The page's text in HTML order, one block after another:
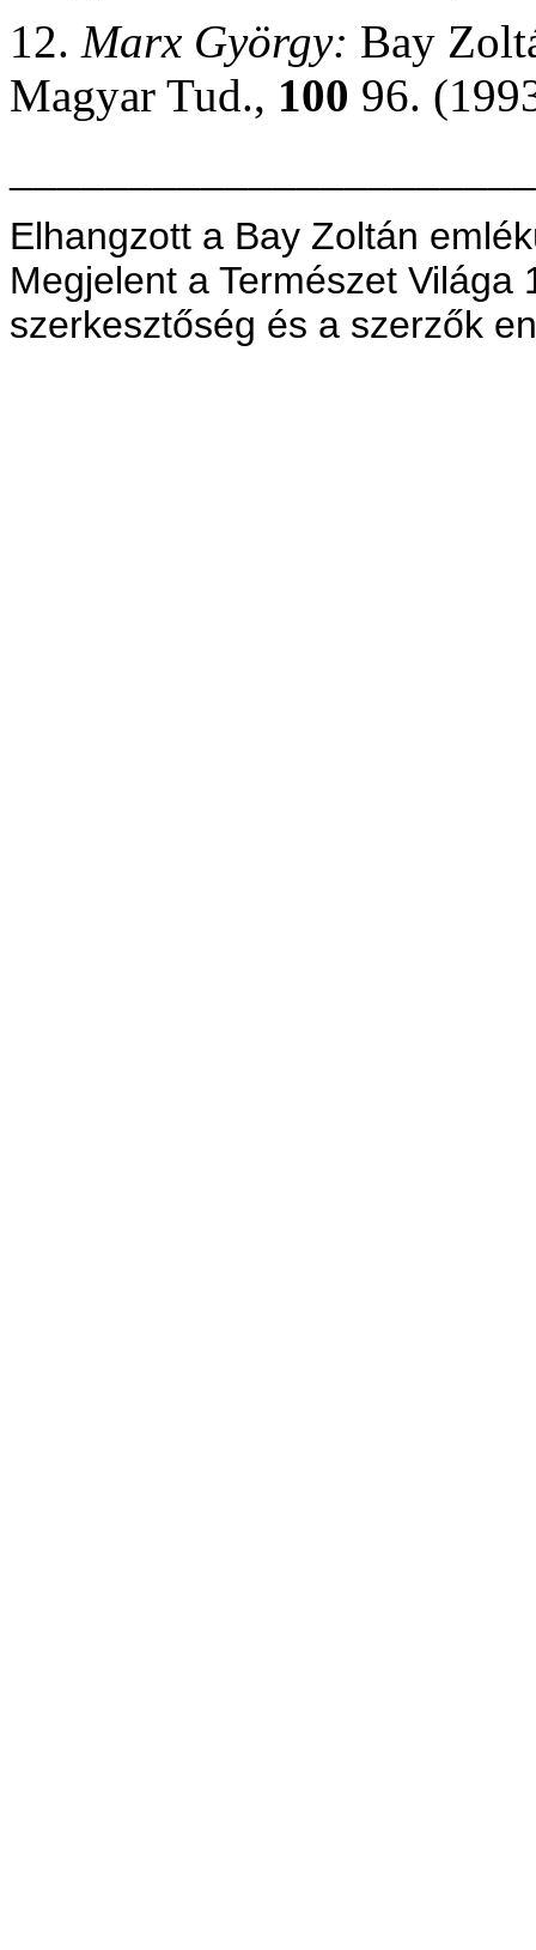
12. Marx György: Bay
Magyar Tud., 100 96.
Elhangzott a Bay Zoltán
Megjelent a Természet
szerkesztőség és a szerzők